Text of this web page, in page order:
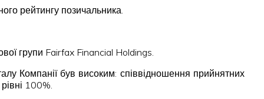
рейтингу позичальника.
групи Fairfax Financial Holdings.
Компанії був високим: співвідношення прийнятних
100%.